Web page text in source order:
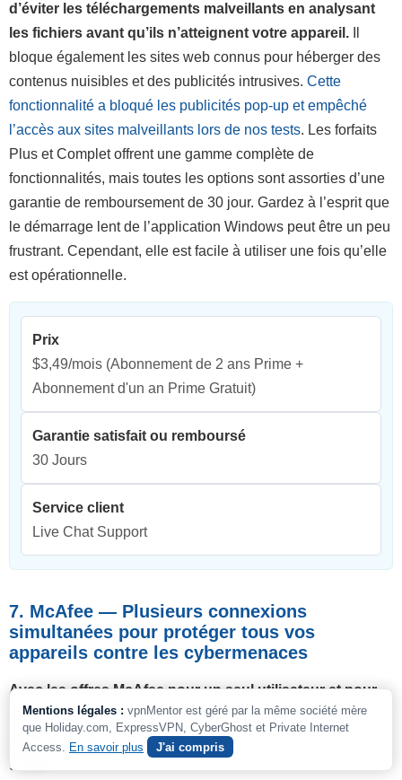
d’éviter les téléchargements malveillants en analysant
les fichiers avant qu’ils n’atteignent votre appareil.
bloque également les sites web connus pour héberger des
contenus nuisibles et des publicités intrusives. Cette
fonctionnalité a bloqué les publicités pop-up et empêché
l’accès aux sites malveillants lors de nos tests. Les forfaits
Plus et Complet offrent une gamme complète de
fonctionnalités, mais toutes les options sont assorties d’une
garantie de remboursement de 30 jour. Gardez à l’esprit que
le démarrage lent de l’application Windows peut être un peu
frustrant. Cependant, elle est facile à utiliser une fois qu’elle
est opérationnelle.
Prix
$3,49/mois (Abonnement de 2 ans Prime +
Abonnement d'un an Prime Gratuit)
Garantie satisfait ou remboursé
30 Jours
Service client
Live Chat Support
7. McAfee — Plusieurs connexions
simultanées pour protéger tous vos
appareils contre les cybermenaces
Avec les offres McAfee pour un seul utilisateur et pour
toute la famille, vous pouvez protéger tous les appareils
sans payer plus cher.Ces forfaits comprennent un
gestionnaire de mots de passe, un détecteur d’escroquerie
Mentions légales : vpnMentor est géré par la même société mère
que Holiday.com, ExpressVPN, CyberGhost et Private Internet
Access. En savoir plus J'ai compris